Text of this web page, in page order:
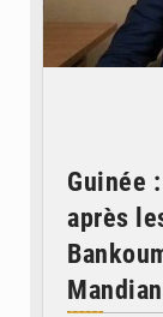
Guinée
après